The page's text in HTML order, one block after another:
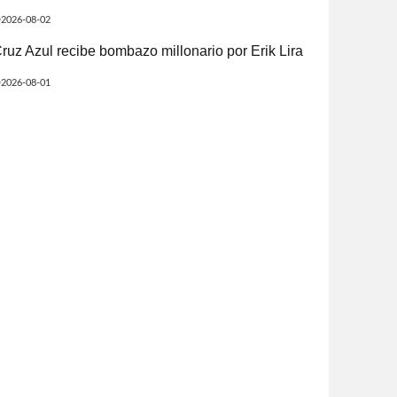
2026-08-02
Azul recibe bombazo millonario por Erik Lira
2026-08-01